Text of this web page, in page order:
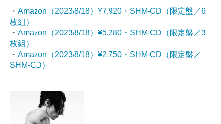
・ Amazon（2023/8/18）¥7,920・SHM-CD（限定盤／6
枚組）
・ Amazon（2023/8/18）¥5,280 ・SH M-CD （限定盤／3
枚組）
・ Amazon（2023/8/18）¥2,750 ・SHM-CD （限定盤／
SHM-CD）